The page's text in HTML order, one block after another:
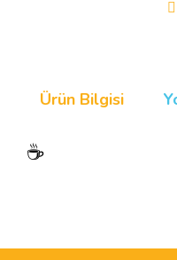
Ürün Bilgisi
☕
tarafımıza iletebilirsiniz.